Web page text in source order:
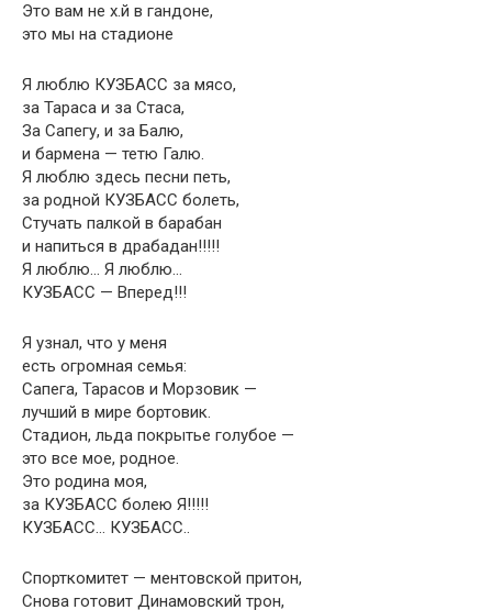
Это вам не х.й в гандоне,
это мы на стадионе
Я люблю КУЗБАСС за мясо,
за Тараса и за Стаса,
За Сапегу, и за Балю,
и бармена — тетю Галю.
Я люблю здесь песни петь,
за родной КУЗБАСС болеть,
Стучать палкой в барабан
и напиться в драбадан!!!!!
Я люблю… Я люблю…
КУЗБАСС — Вперед!!!
Я узнал, что у меня
есть огромная семья:
Сапега, Тарасов и Морзовик —
лучший в мире бортовик.
Стадион, льда покрытье голубое —
это все мое, родное.
Это родина моя,
за КУЗБАСС болею Я!!!!!
КУЗБАСС… КУЗБАСС..
Спорткомитет — ментовской притон,
Снова готовит Динамовский трон,